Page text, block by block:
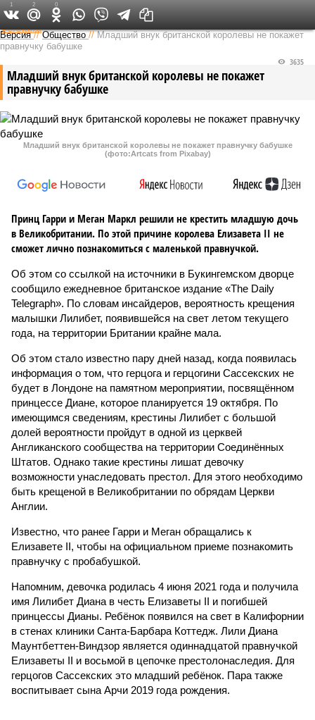
Федеральный выпуск
Версия //Общество //Младший внук британской королевы не покажет
правнучку бабушке
Младший внук британской королевы не покажет
правнучку бабушке
3635
Младший внук британской королевы не покажет правнучку бабушке
(фото:Artcats from Pixabay)
Принц Гарри и Меган Маркл решили не крестить младшую дочь
в Великобритании. По этой причине королева Елизавета II не
сможет лично познакомиться с маленькой правнучкой.
Об этом со ссылкой на источники в Букингемском дворце
сообщило ежедневное британское издание «The Daily
Telegraph». По словам инсайдеров, вероятность крещения
малышки Лилибет, появившейся на свет летом текущего
года, на территории Британии крайне мала.
Об этом стало известно пару дней назад, когда появилась
информация о том, что герцога и герцогини Сассекских не
будет в Лондоне на памятном мероприятии, посвящённом
принцессе Диане, которое планируется 19 октября. По
имеющимся сведениям, крестины Лилибет с большой
долей вероятности пройдут в одной из церквей
Англиканского сообщества на территории Соединённых
Штатов. Однако такие крестины лишат девочку
возможности унаследовать престол. Для этого необходимо
быть крещеной в Великобритании по обрядам Церкви
Англии.
Известно, что ранее Гарри и Меган обращались к
Елизавете II, чтобы на официальном приеме познакомить
правнучку с пробабушкой.
Напомним, девочка родилась 4 июня 2021 года и получила
имя Лилибет Диана в честь Елизаветы II и погибшей
принцессы Дианы. Ребёнок появился на свет в Калифорнии
в стенах клиники Санта-Барбара Коттедж. Лили Диана
Маунтбеттен-Виндзор является одиннадцатой правнучкой
Елизаветы II и восьмой в цепочке престолонаследия. Для
герцогов Сассекских это младший ребёнок. Пара также
воспитывает сына Арчи 2019 года рождения.
1 2 0